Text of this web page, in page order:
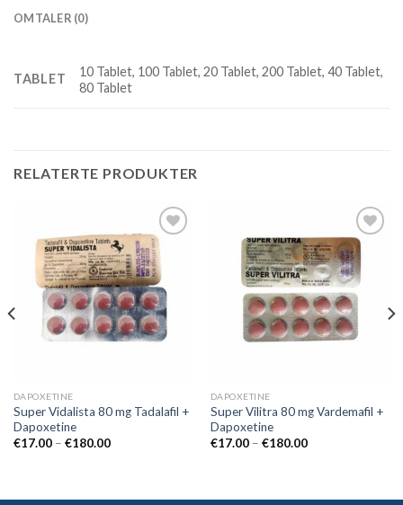
OMTALER (0)
TABLET
10 Tablet, 100 Tablet, 20 Tablet, 200 Tablet, 40 Tablet,
80 Tablet
RELATERTE PRODUKTER
Add to
wishlist
DAPOXETINE
Super Vidalista 80 mg Tadalafil +
Dapoxetine
€17.00– €180.00
Add to
wishlist
DAPOXETINE
Super Vilitra 80 mg Vardemafil +
Dapoxetine
€17.00– €180.00